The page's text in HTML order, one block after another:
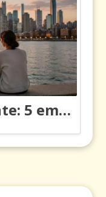
Resiliencia migrante: 5 emociones y cómo gestionarlas